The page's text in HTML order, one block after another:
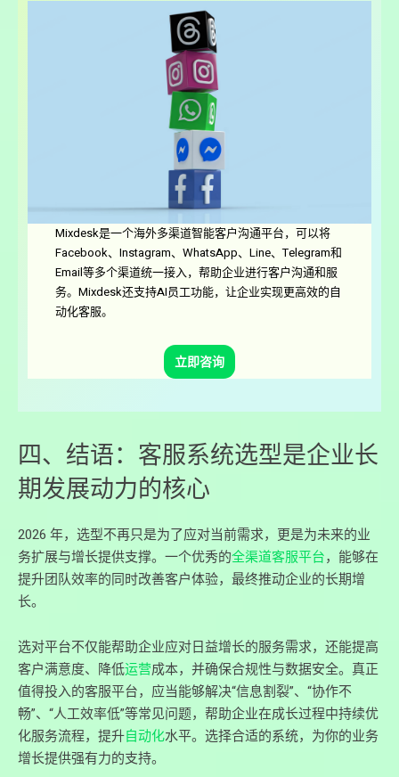
Mixdesk是一个海外多渠道智能客户沟通平台，可以将
Facebook、Instagram、WhatsApp、Line、Telegram和
Email等多个渠道统一接入，帮助企业进行客户沟通和服
务。Mixdesk还支持AI员工功能，让企业实现更高效的自
动化客服。
立即咨询
四、结语：客服系统选型是企业长
期发展动力的核心
2026 年，选型不再只是为了应对当前需求，更是为未来的业
务扩展与增长提供支撑。一个优秀的全渠道客服平台，能够在
提升团队效率的同时改善客户体验，最终推动企业的长期增
长。
选对平台不仅能帮助企业应对日益增长的服务需求，还能提高
客户满意度、降低运营成本，并确保合规性与数据安全。真正
值得投入的客服平台，应当能够解决“信息割裂”、“协作不
畅”、“人工效率低”等常见问题，帮助企业在成长过程中持续优
化服务流程，提升自动化水平。选择合适的系统，为你的业务
增长提供强有力的支持。